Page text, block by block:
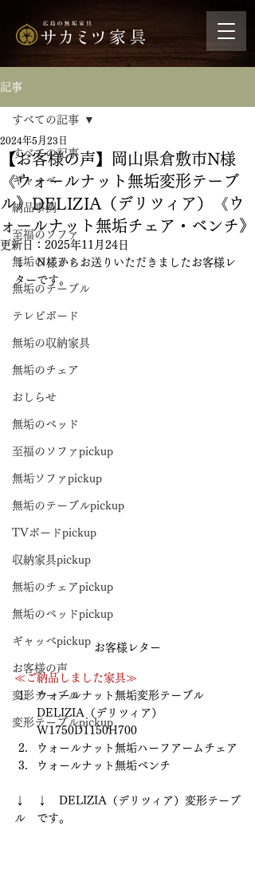
記事
すべての記事
ギャッベ
納品事例
至福のソファ
無垢のソファ
無垢のテーブル
テレビボード
無垢の収納家具
無垢のチェア
おしらせ
無垢のベッド
至福のソファpickup
無垢ソファpickup
無垢のテーブルpickup
TVボードpickup
収納家具pickup
無垢のチェアpickup
無垢のベッドpickup
ギャッベpickup
お客様の声
変形テーブル
変形テーブルpickup
すべての記事
【お客様の声】岡山県倉敷市N様
《ウォールナット無垢変形テーブ
ル》DELIZIA（デリツィア）《ウ
ォールナット無垢チェア・ベンチ》
2024年5月23日
更新日： 2025年11月24日
↓　N様からお送りいただきましたお客様レ
ターです。
お客様レター
≪ご納品しました家具≫
ウォールナット無垢変形テーブル
DELIZIA（デリツィア）
W1750D1150H700
ウォールナット無垢ハーフアームチェア
ウォールナット無垢ベンチ
↓　↓　DELIZIA（デリツィア）変形テーブ
ル　です。